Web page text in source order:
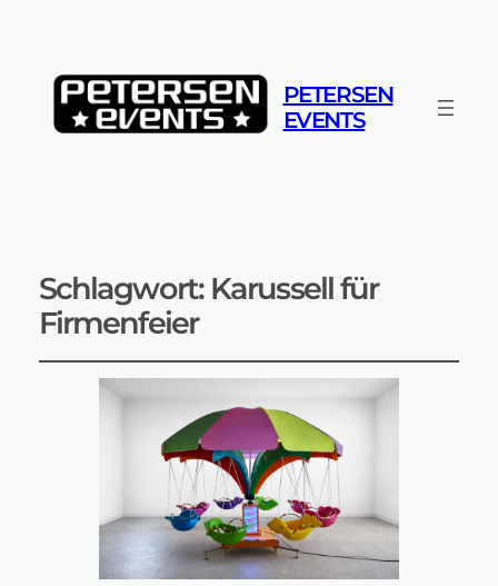
PETERSEN
EVENTS
Schlagwort: Karussell für
Firmenfeier